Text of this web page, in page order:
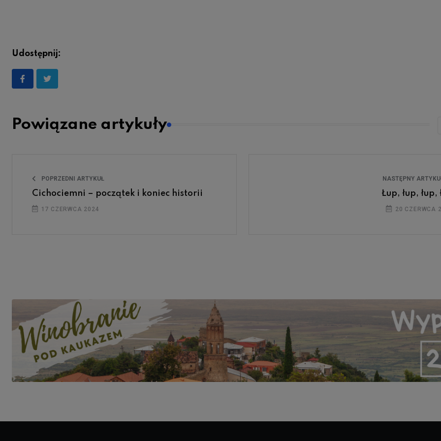
Udostępnij:
Powiązane artykuły
POPRZEDNI ARTYKUŁ
Cichociemni – początek i koniec historii
17 CZERWCA 2024
NASTĘPNY
Łup, łup, łup,
20 CZERWCA